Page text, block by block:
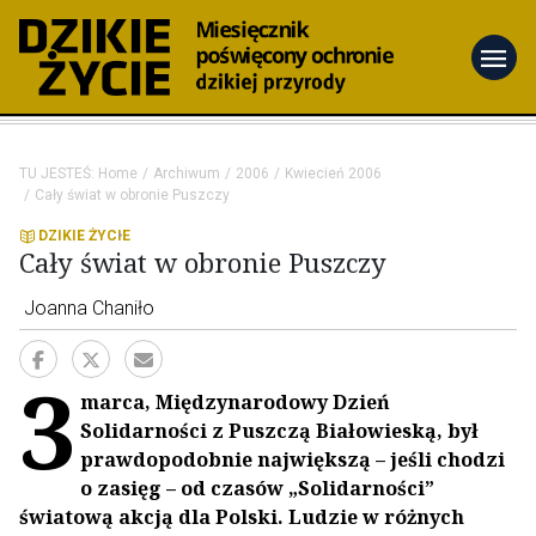
menu
TU JESTEŚ: Home Archiwum 2006
Kwiecień 2006
Cały świat w obronie Puszczy
DZIKIE ŻYCIE
Cały świat w obronie Puszczy
Joanna Chaniło
3 marca, Międzynarodowy Dzień
Solidarności z Puszczą Białowieską, był
prawdopodobnie największą – jeśli chodzi
o zasięg – od czasów „Solidarności”
światową akcją dla Polski. Ludzie w różnych